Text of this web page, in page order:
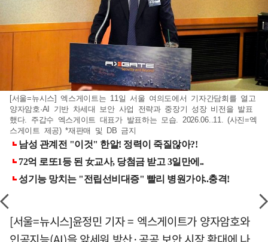
[서울=뉴시스] 엑스게이트는 11일 서울 여의도에서 기자간담회를 열고
양자암호·AI 기반 차세대 보안 사업 전략과 중장기 성장 비전을 발표
했다. 주갑수 엑스게이트 대표가 발표하는 모습. 2026.06..11. (사진=엑
스게이트 제공) *재판매 및 DB 금지
[서울=뉴시스]윤정민 기자 = 엑스게이트가 양자암호와